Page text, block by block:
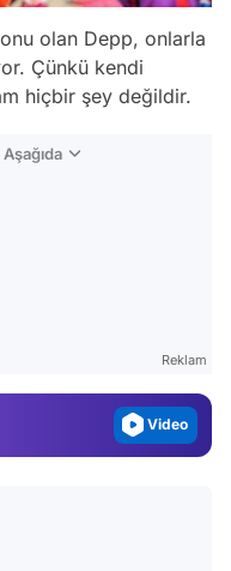
olan Depp, onlarla
Çünkü kendi
hiçbir şey değildir.
Reklam
Video